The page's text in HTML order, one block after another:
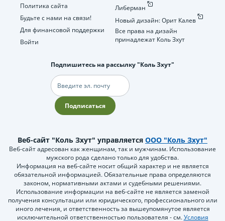
Политика сайта
Будьте с нами на связи!
Для финансовой поддержки
Войти
Либерман
Новый дизайн: Орит Калев
Все права на дизайн
принадлежат Коль Зхут
Подпишитесь на рассылку "Коль Зхут"
Электронная
почта
Подписаться
Веб-сайт "Коль Зхут" управляется ООО "Коль Зхут"
Веб-сайт адресован как женщинам, так и мужчинам. Использование
мужского рода сделано только для удобства.
Информация на веб-сайте носит общий характер и не является
обязательной информацией. Обязательные права определяются
законом, нормативными актами и судебными решениями.
Использование информации на веб-сайте не является заменой
получения консультации или юридического, профессионального или
иного лечения, и ответственность за вышеупомянутое является
исключительной ответственностью пользователя - см.Условия